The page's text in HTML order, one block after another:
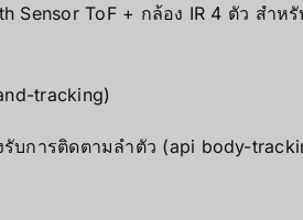
Sensor ToF + กล้อง IR 4 ตัว สำ
tracking)
บการติดตามลำตัว (api body-